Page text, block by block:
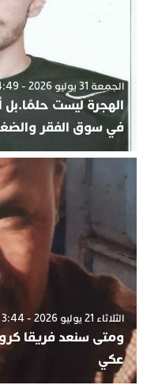
الجمعة 31 يوليو 2026 - 4:49
الهجرة ليست
في سوق الفقر
الثلاثاء 21 يوليو 2026 - 3:44
ومتى سنعد فريقا
عكي